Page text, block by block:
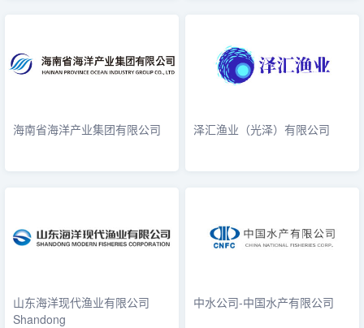
海南省海洋产业集团有限公司 泽汇渔业（光泽）有限公司
山东海洋现代渔业有限公司
Shandong
中水公司-中国水产有限公司